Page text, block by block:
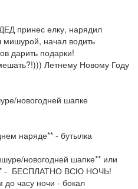
принес елку, нарядил
мишурой, начал водить
дарить подарки!
Летнему Новому Году
новогодней шапке
наряде** - бутылка
новогодней шапке** или
- БЕСПЛАТНО ВСЮ НОЧЬ!
часу ночи - бокал